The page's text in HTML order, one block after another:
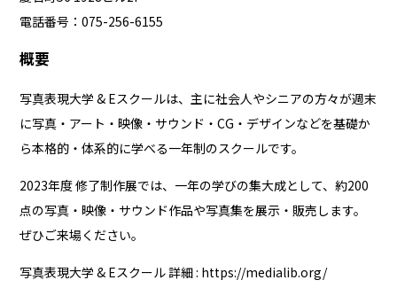
電話番号：075-256-6155
概要
写真表現大学 & Eスクールは、主に社会人やシニアの方々が週末
に写真・アート・映像・サウンド・CG・デザインなどを基礎か
ら本格的・体系的に学べる一年制のスクールです。
2023年度 修了制作展では、一年の学びの集大成として、約200
点の写真・映像・サウンド作品や写真集を展示・販売します。
ぜひご来場ください。
写真表現大学 & Eスクール 詳細 : https://medialib.org/